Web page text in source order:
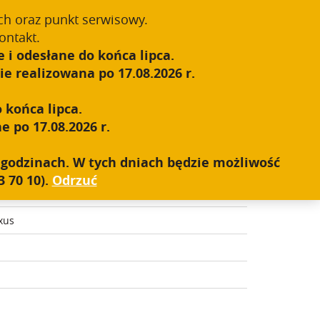
Zarejestruj się
S.W.A.T. SIEĆ SPRZEDAŻY KONTAKT
oraz punkt serwisowy.
i odesłane do końca lipca.
realizowana po 17.08.2026 r.
końca lipca.
po 17.08.2026 r.
W tych dniach będzie możliwość
10). Odrzuć